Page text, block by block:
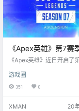
《Apex英雄》第7赛
补丁高达50G！推特
《Apex英雄》近日开启了
还要再下载15G数据，在推
本玩家热议： APEX更新
0G完全装不下啊 到处都是
游戏圈
351 0
XMAN 20